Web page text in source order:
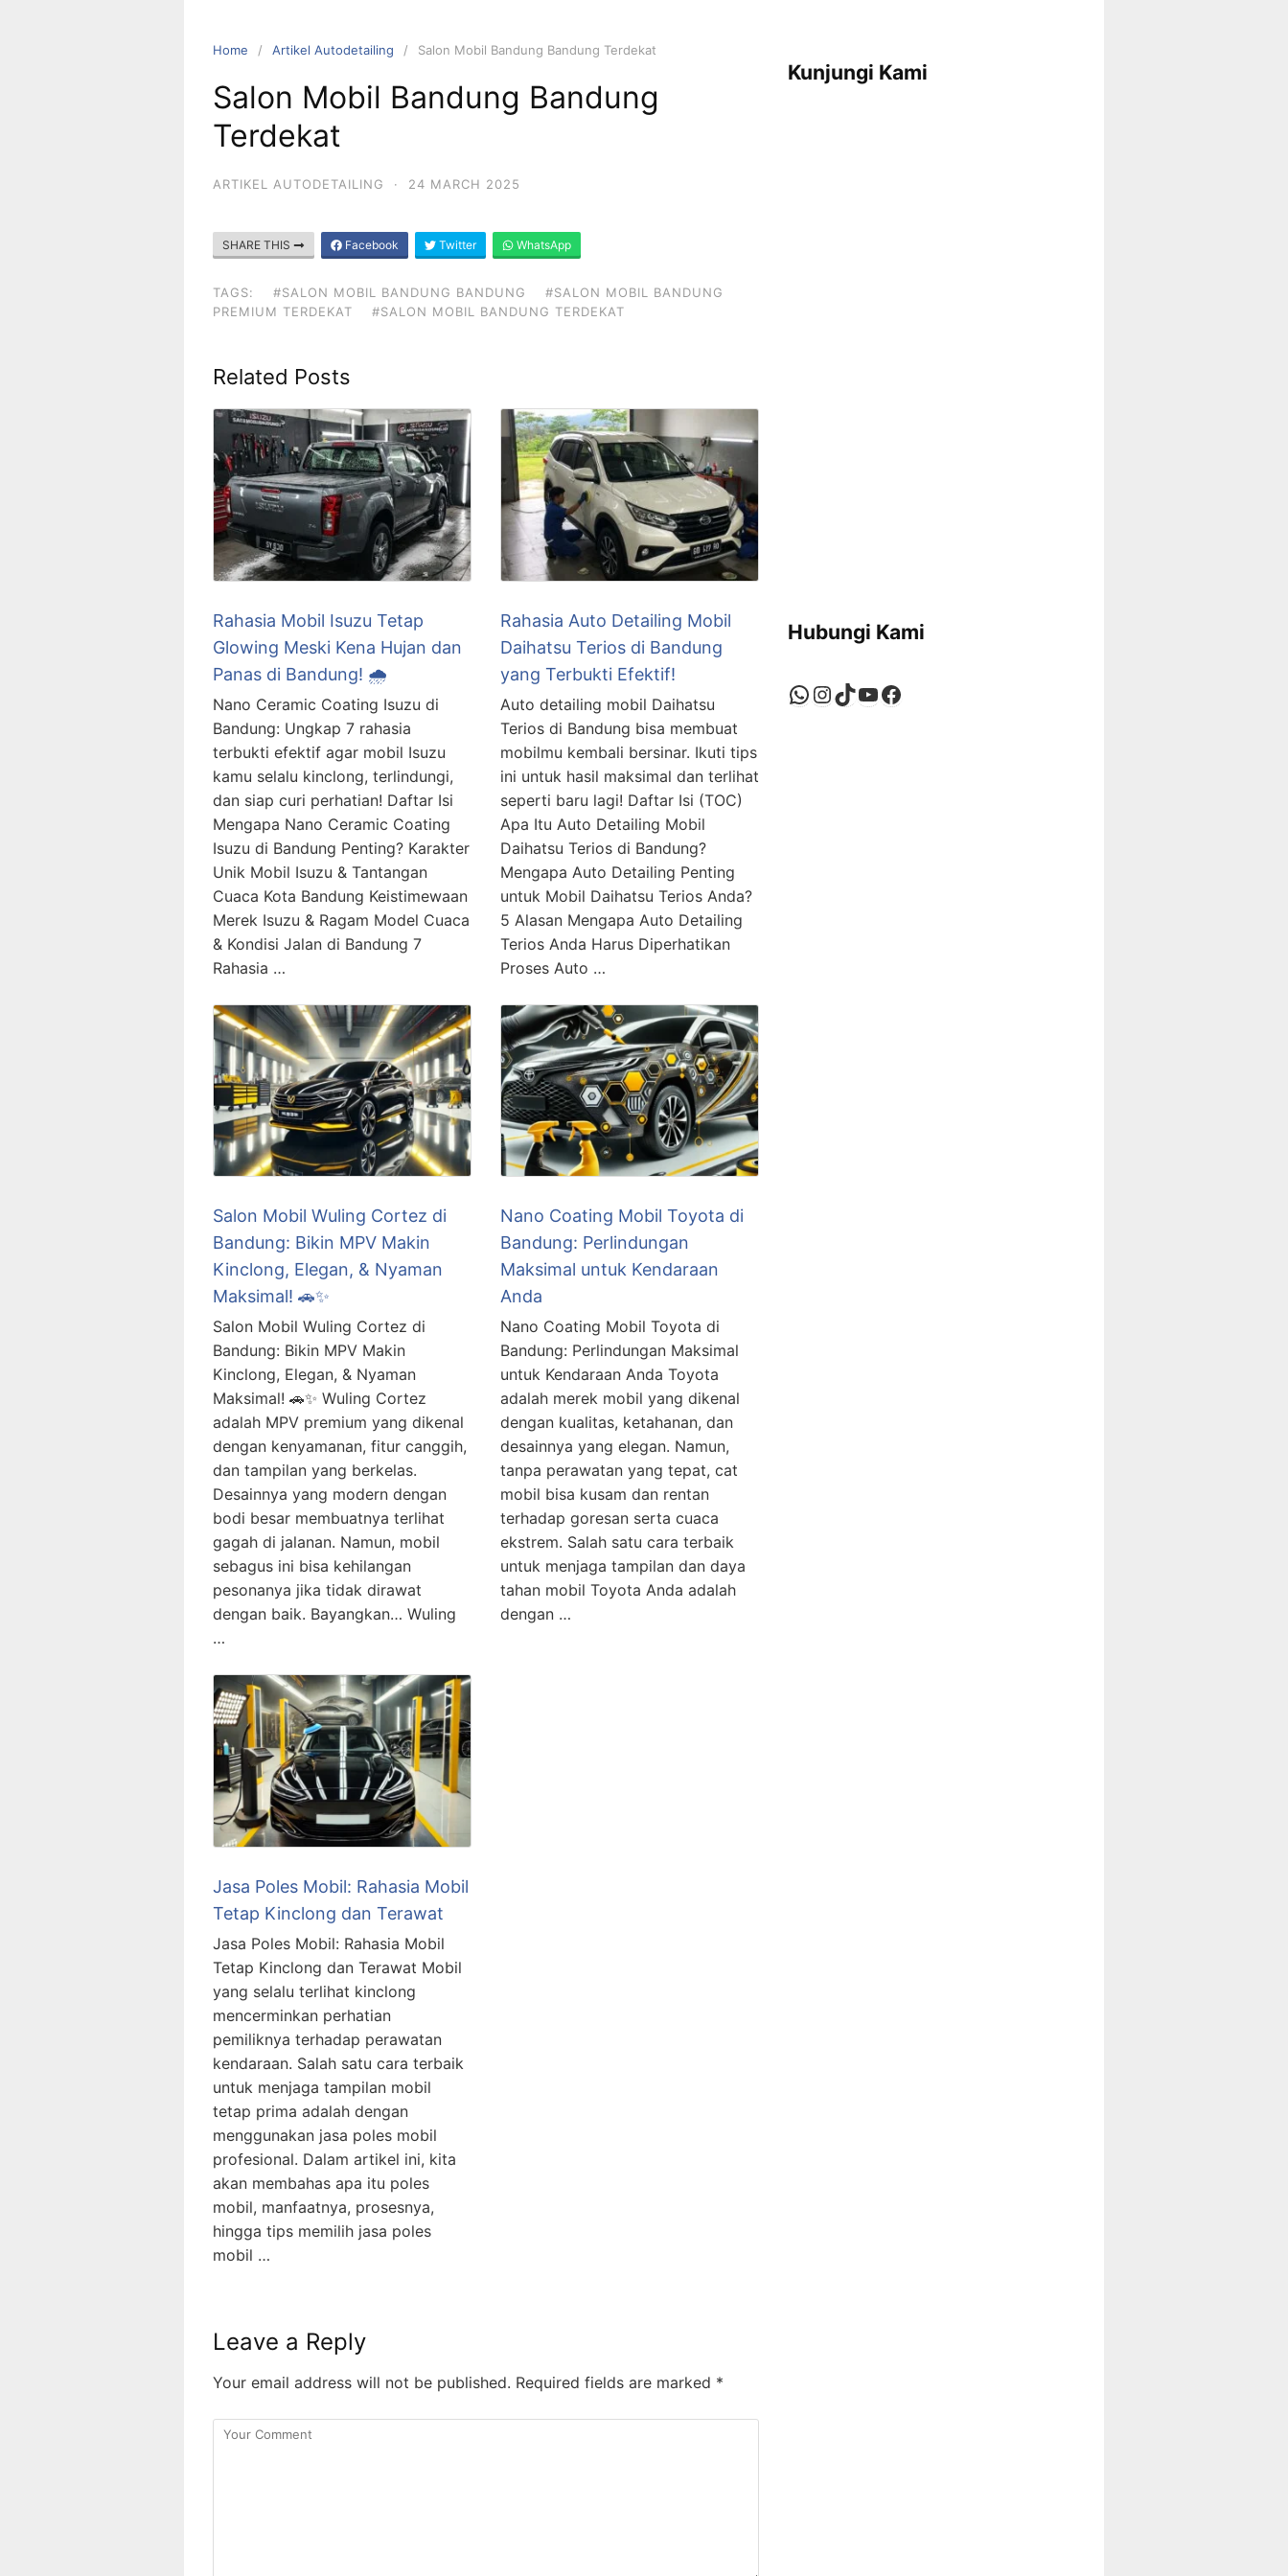
Home Artikel Autodetailing Salon Mobil Bandung Bandung Terdekat
Salon Mobil Bandung Bandung
Terdekat
ARTIKEL AUTODETAILING · 24 MARCH 2025
SHARE THIS Facebook Twitter WhatsApp
TAGS: #SALON MOBIL BANDUNG BANDUNG
#SALON MOBIL BANDUNG
PREMIUM TERDEKAT
#SALON MOBIL BANDUNG TERDEKAT
Related Posts
Rahasia Mobil Isuzu Tetap
Glowing Meski Kena Hujan dan
Panas di Bandung! 🌧️
Nano Ceramic Coating Isuzu di
Bandung: Ungkap 7 rahasia
terbukti efektif agar mobil Isuzu
kamu selalu kinclong, terlindungi,
dan siap curi perhatian! Daftar Isi
Mengapa Nano Ceramic Coating
Isuzu di Bandung Penting? Karakter
Unik Mobil Isuzu & Tantangan
Cuaca Kota Bandung Keistimewaan
Merek Isuzu & Ragam Model Cuaca
& Kondisi Jalan di Bandung 7
Rahasia …
Rahasia Auto Detailing Mobil
Daihatsu Terios di Bandung
yang Terbukti Efektif!
Auto detailing mobil Daihatsu
Terios di Bandung bisa membuat
mobilmu kembali bersinar. Ikuti tips
ini untuk hasil maksimal dan terlihat
seperti baru lagi! Daftar Isi (TOC)
Apa Itu Auto Detailing Mobil
Daihatsu Terios di Bandung?
Mengapa Auto Detailing Penting
untuk Mobil Daihatsu Terios Anda?
5 Alasan Mengapa Auto Detailing
Terios Anda Harus Diperhatikan
Proses Auto …
Salon Mobil Wuling Cortez di
Bandung: Bikin MPV Makin
Kinclong, Elegan, & Nyaman
Maksimal! 🚗✨
Salon Mobil Wuling Cortez di
Bandung: Bikin MPV Makin
Kinclong, Elegan, & Nyaman
Maksimal! 🚗✨ Wuling Cortez
adalah MPV premium yang dikenal
dengan kenyamanan, fitur canggih,
dan tampilan yang berkelas.
Desainnya yang modern dengan
bodi besar membuatnya terlihat
gagah di jalanan. Namun, mobil
sebagus ini bisa kehilangan
pesonanya jika tidak dirawat
dengan baik. Bayangkan… Wuling
…
Nano Coating Mobil Toyota di
Bandung: Perlindungan
Maksimal untuk Kendaraan
Anda
Nano Coating Mobil Toyota di
Bandung: Perlindungan Maksimal
untuk Kendaraan Anda Toyota
adalah merek mobil yang dikenal
dengan kualitas, ketahanan, dan
desainnya yang elegan. Namun,
tanpa perawatan yang tepat, cat
mobil bisa kusam dan rentan
terhadap goresan serta cuaca
ekstrem. Salah satu cara terbaik
untuk menjaga tampilan dan daya
tahan mobil Toyota Anda adalah
dengan …
Jasa Poles Mobil: Rahasia Mobil
Tetap Kinclong dan Terawat
Jasa Poles Mobil: Rahasia Mobil
Tetap Kinclong dan Terawat Mobil
yang selalu terlihat kinclong
mencerminkan perhatian
pemiliknya terhadap perawatan
kendaraan. Salah satu cara terbaik
untuk menjaga tampilan mobil
tetap prima adalah dengan
menggunakan jasa poles mobil
profesional. Dalam artikel ini, kita
akan membahas apa itu poles
mobil, manfaatnya, prosesnya,
hingga tips memilih jasa poles
mobil …
Leave a Reply
Your email address will not be published. Required fields are marked *
Kunjungi Kami
Hubungi Kami